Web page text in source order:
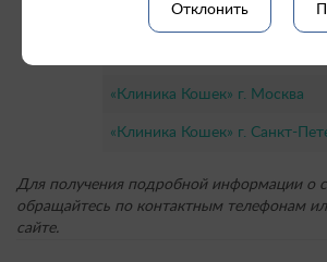
Филиал «Севастополь»
«Клиника Кошек» г. Москва
«Клиника Кошек» г. Санкт-
Для получения подробной информации о
обращайтесь по контактным телефонам
сайте.
Отклонить